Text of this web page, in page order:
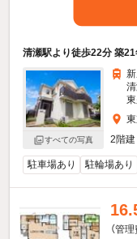
清瀬駅より徒歩22分 築
すべての写真
2階建
駐車場あり 駐輪場あり
（管